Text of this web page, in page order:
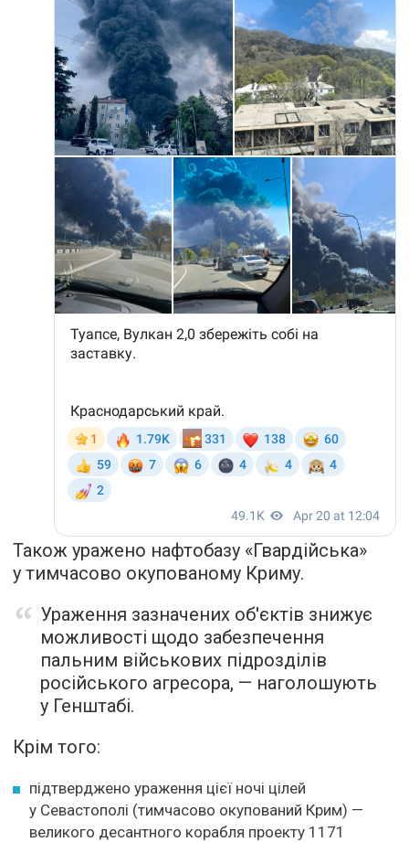
Також уражено нафтобазу «Гвардійська»
у тимчасово окупованому Криму.
Ураження зазначених об'єктів знижує
можливості щодо забезпечення
пальним військових підрозділів
російського агресора, — наголошують
у Генштабі.
Крім того:
підтверджено ураження цієї ночі цілей
у Севастополі (тимчасово окупований Крим) —
великого десантного корабля проекту 1171